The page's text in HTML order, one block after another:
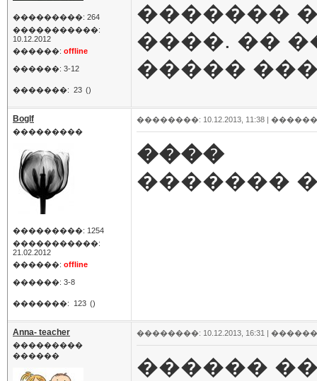
���������: 264
�����������:
10.12.2012
������: offline
������: 3-12
�������: 23 ()
�������
����. ��
�����
Boglf
���������
���������: 1254
�����������:
21.02.2012
������: offline
������: 3-8
�������: 123 ()
��������: 10.12.2013, 11:38 |
����
�������
Anna- teacher
���������
������
��������: 10.12.2013, 16:31 |
������